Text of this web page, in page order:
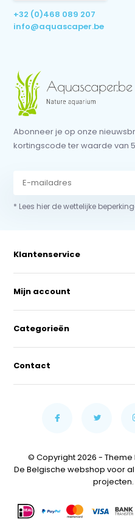
+32 (0)468 089 207
info@aquascaper.be
Abonneer je op onze
kortingscode ter waarde van
* Lees hier de wettelijke
Klantenservice
Mijn account
Categorieën
Contact
© Copyright 2026 - Theme
De Belgische webshop voor
projecten.